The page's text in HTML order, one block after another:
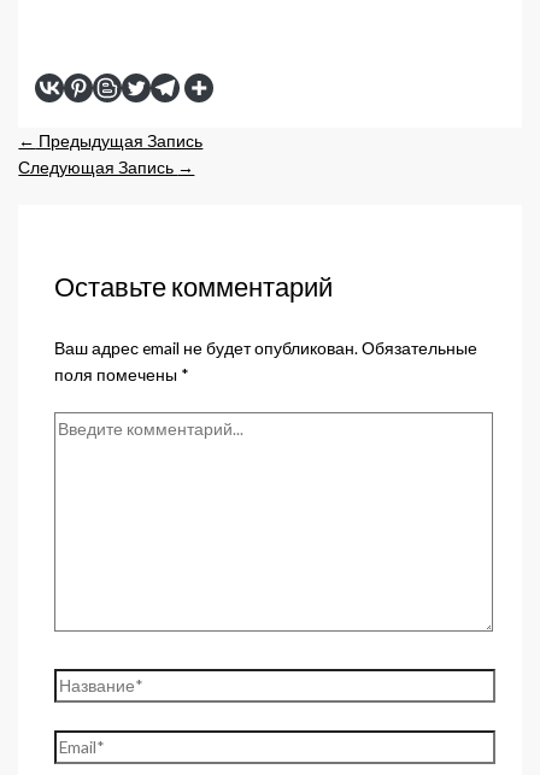
← Предыдущая Запись
Следующая Запись →
Оставьте комментарий
Ваш адрес email не будет опубликован.Обязательные
поля помечены *
Введите
Название*
Email*